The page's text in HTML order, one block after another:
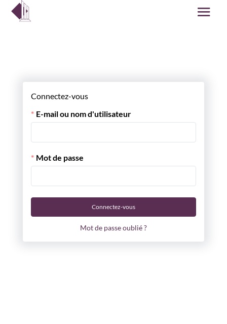
Connectez-vous
E-mail ou nom d'utilisateur
Mot de passe
Connectez-vous
Mot de passe oublié ?